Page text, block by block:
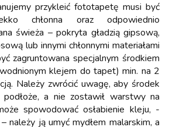
przykleić fototapetę musi być
chłonna oraz odpowiednio
świeża – pokryta gładzią gipsową,
lub innymi chłonnymi materiałami
zagruntowana specjalnym środkiem
klejem do tapet) min. na 2
Należy zwrócić uwagę, aby środek
a nie zostawił warstwy na
spowodować osłabienie kleju, -
należy ją umyć mydłem malarskim, a